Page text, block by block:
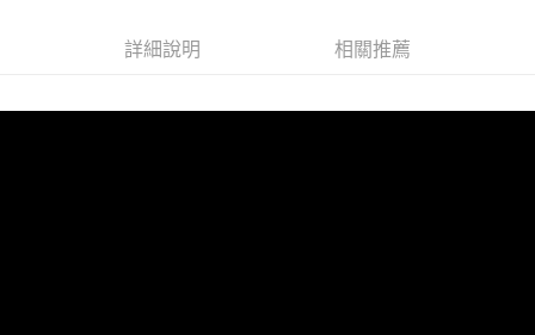
詳細說明 相關推薦